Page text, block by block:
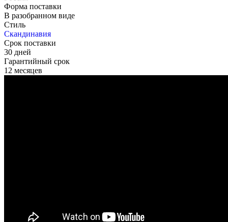
Форма поставки
В разобранном виде
Стиль
Скандинавия
Срок поставки
30 дней
Гарантийный срок
12 месяцев